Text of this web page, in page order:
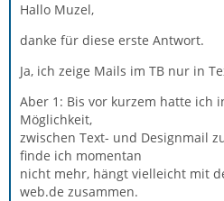
Hallo Muzel,
danke für diese erste Antwort.
Ja, ich zeige Mails im TB nur in
Aber 1: Bis vor kurzem hatte ich
Möglichkeit,
zwischen Text- und Designmail
finde ich momentan
nicht mehr, hängt vielleicht mit
web.de zusammen.